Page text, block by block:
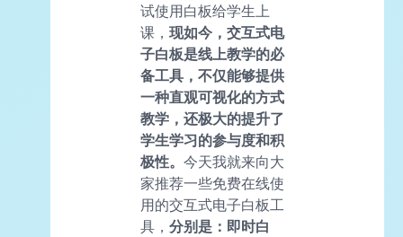
试使用白板给学生上
课， 现如今，交互式电
子白板是线上教学的必
备工具，不仅能够提供
一种直观可视化的方式
教学，还极大的提升了
学生学习的参与度和积
极性。 今天我就来向大
家推荐一些免费在线使
用的交互式电子白板工
具， 分别是：即时白